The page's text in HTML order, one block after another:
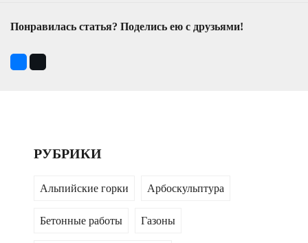
Понравилась статья? Поделись ею с друзьями!
РУБРИКИ
Альпийские горки Арбоскульптура
Бетонные работы Газоны